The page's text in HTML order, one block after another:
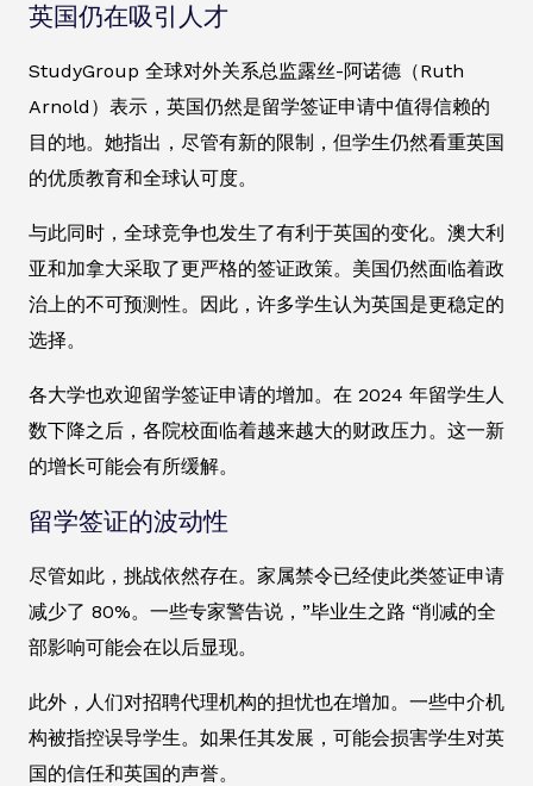
英国仍在吸引人才
StudyGroup 全球对外关系总监露丝-阿诺德（Ruth
Arnold）表示，英国仍然是留学签证申请中值得信赖的
目的地。她指出，尽管有新的限制，但学生仍然看重英国
的优质教育和全球认可度。
与此同时，全球竞争也发生了有利于英国的变化。澳大利
亚和加拿大采取了更严格的签证政策。美国仍然面临着政
治上的不可预测性。因此，许多学生认为英国是更稳定的
选择。
各大学也欢迎留学签证申请的增加。在 2024 年留学生人
数下降之后，各院校面临着越来越大的财政压力。这一新
的增长可能会有所缓解。
留学签证的波动性
尽管如此，挑战依然存在。家属禁令已经使此类签证申请
减少了 80%。一些专家警告说，”毕业生之路 “削减的全
部影响可能会在以后显现。
此外，人们对招聘代理机构的担忧也在增加。一些中介机
构被指控误导学生。如果任其发展，可能会损害学生对英
国的信任和英国的声誉。